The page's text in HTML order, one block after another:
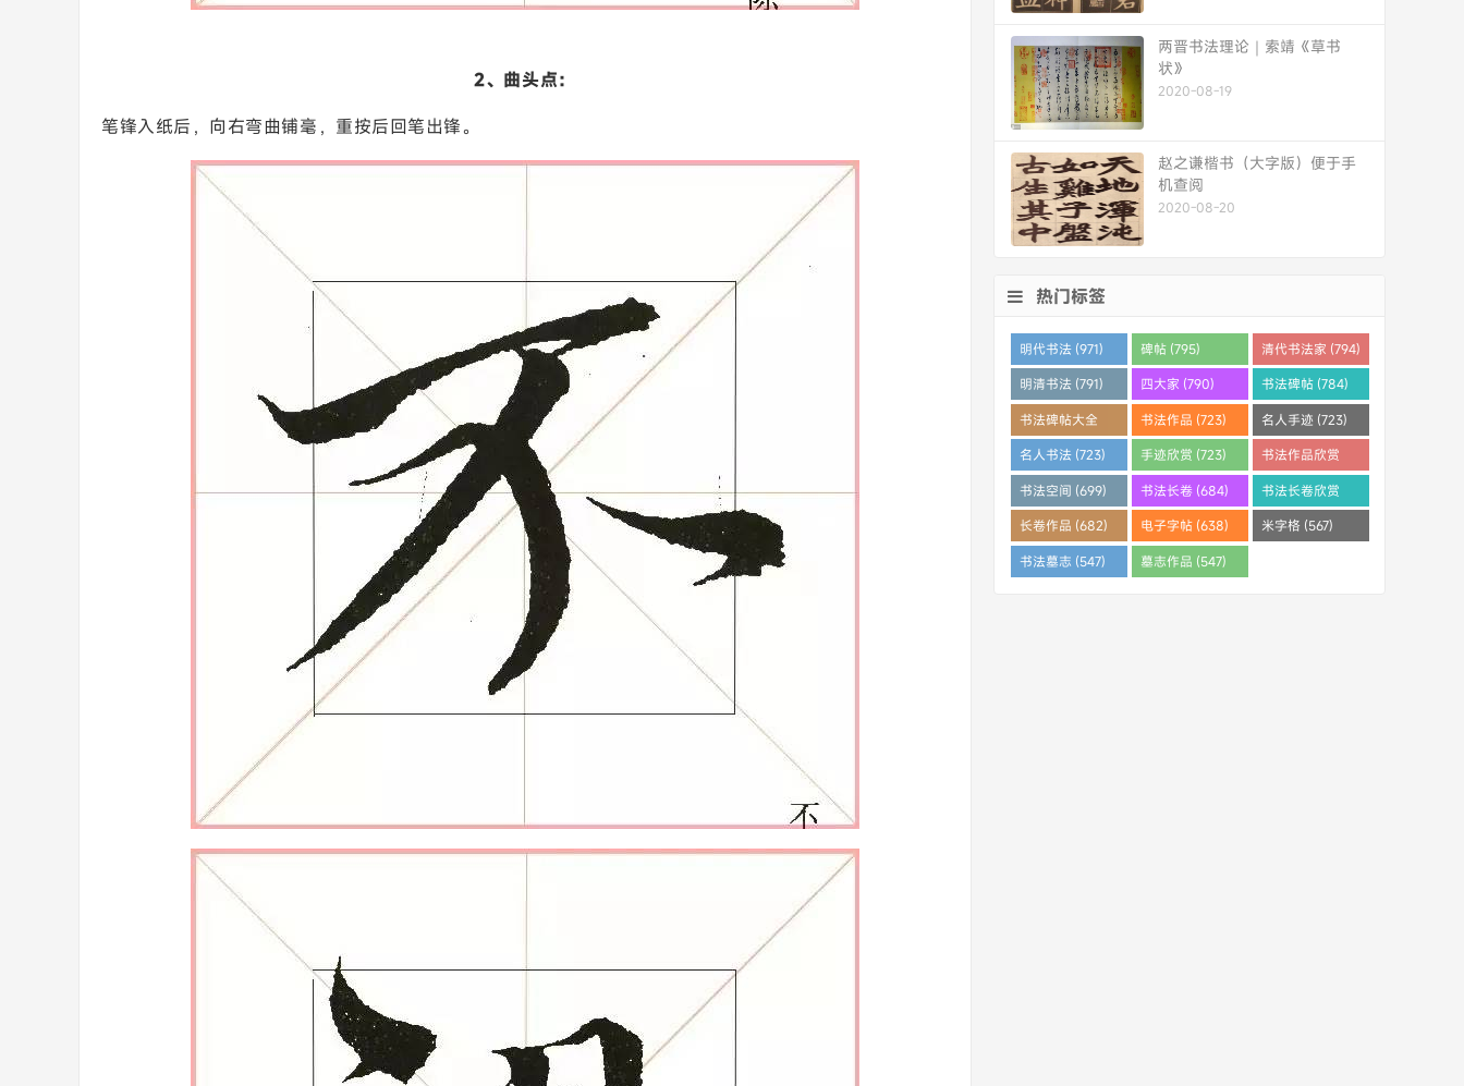
2、曲头点：
笔锋入纸后，向右弯曲铺毫，重按后回笔出锋。
两晋书法理论｜索靖《草书
状》
2020-08-19
赵之谦楷书（大字版）便于手
机查阅
2020-08-20
热门标签
明代书法 (971) 碑帖 (795) 清代书法家 (794)
明清书法 (791) 四大家 (790) 书法碑帖 (784)
书法碑帖大全
(784)
书法作品 (723) 名人手迹 (723)
名人书法 (723) 手迹欣赏 (723)
书法作品欣赏
(710)
书法空间 (699) 书法长卷 (684)
书法长卷欣赏
(682)
长卷作品 (682) 电子字帖 (638) 米字格 (567)
书法墓志 (547) 墓志作品 (547)